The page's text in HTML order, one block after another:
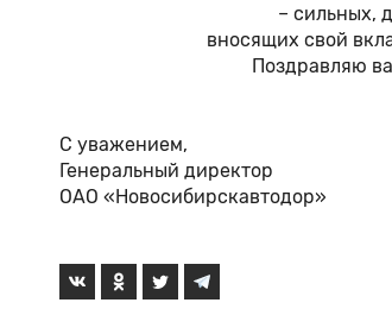
– сильных,
вносящих свой
Поздравляю
С уважением,
Генеральный директор
ОАО